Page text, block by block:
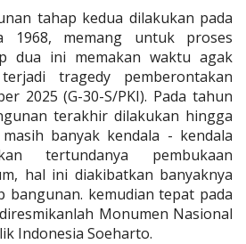
tahap kedua dilakukan pada
1968, memang untuk proses
dua ini memakan waktu agak
tragedy pemberontakan
2025 (G-30-S/PKI). Pada tahun
terakhir dilakukan hingga
banyak kendala - kendala
tertundanya pembukaan
hal ini diakibatkan banyaknya
bangunan. kemudian tepat pada
Monumen Nasional
Indonesia Soeharto.